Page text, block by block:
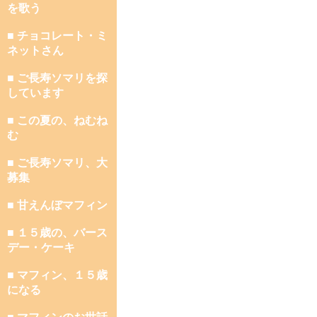
を歌う
■ チョコレート・ミ
ネットさん
■ ご長寿ソマリを探
しています
■ この夏の、ねむね
む
■ ご長寿ソマリ、大
募集
■ 甘えんぼマフィン
■ １５歳の、バース
デー・ケーキ
■ マフィン、１５歳
になる